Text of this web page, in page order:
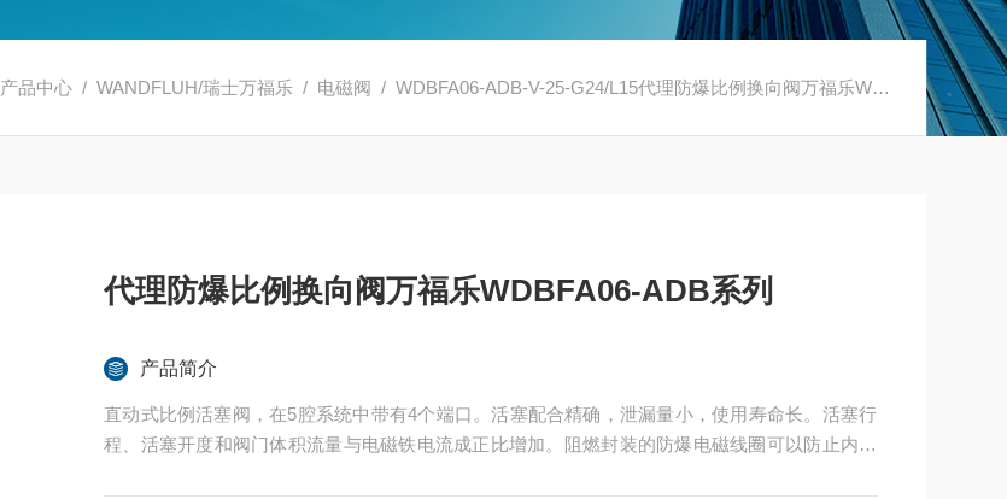
产品中心 /WANDFLUH/瑞士万福乐 / 电磁阀 / WDBFA06-ADB-V-25-G24/L15代理防爆比例换向阀万福乐WDBFA06-ADB系列
代理防爆比例换向阀万福乐WDBFA06-ADB系列
产品简介
直动式比例活塞阀，在5腔系统中带有4个端口。活塞配合精确，泄漏量小，使用寿命长。活塞行
程、活塞开度和阀门体积流量与电磁铁电流成正比增加。阻燃封装的防爆电磁线圈可以防止内部